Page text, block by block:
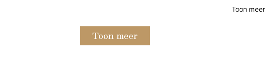
Toon meer
Toon meer